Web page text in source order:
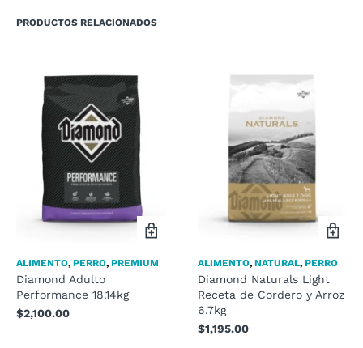
PRODUCTOS RELACIONADOS
ALIMENTO, PERRO, PREMIUM
Diamond Adulto
Performance 18.14kg
$2,100.00
ALIMENTO, NATURAL, PERRO
Diamond Naturals Light
Receta de Cordero y Arroz
6.7kg
$1,195.00